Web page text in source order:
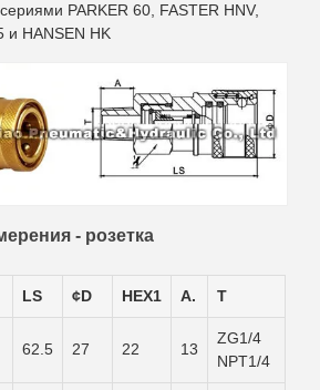
PARKER 60, FASTER HNV,
и HANSEN HK
- розетка
LS ¢D HEX1 А. T
62.5 27 22 13
ZG1/4
NPT1/4